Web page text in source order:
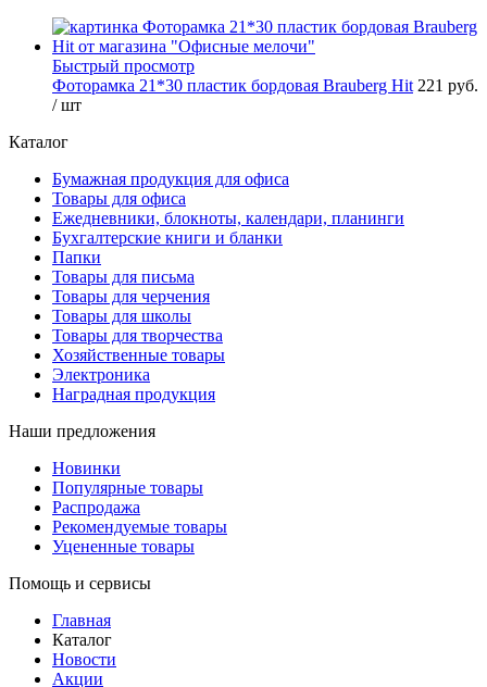
Быстрый просмотр
Фоторамка 21*30 пластик бордовая Brauberg Hit 221 руб.
/ шт
Каталог
Бумажная продукция для офиса
Товары для офиса
Ежедневники, блокноты, календари, планинги
Бухгалтерские книги и бланки
Папки
Товары для письма
Товары для черчения
Товары для школы
Товары для творчества
Хозяйственные товары
Электроника
Наградная продукция
Наши предложения
Новинки
Популярные товары
Распродажа
Рекомендуемые товары
Уцененные товары
Помощь и сервисы
Главная
Каталог
Новости
Акции